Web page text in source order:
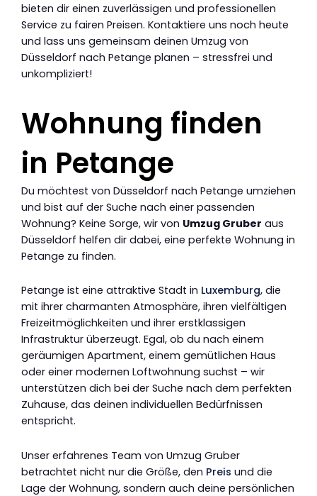
bieten dir einen zuverlässigen und professionellen
Service zu fairen Preisen. Kontaktiere uns noch heute
und lass uns gemeinsam deinen Umzug von
Düsseldorf nach Petange planen – stressfrei und
unkompliziert!
Wohnung finden
in Petange
Du möchtest von Düsseldorf nach Petange umziehen
und bist auf der Suche nach einer passenden
Wohnung? Keine Sorge, wir von Umzug Gruber aus
Düsseldorf helfen dir dabei, eine perfekte Wohnung in
Petange zu finden.
Petange ist eine attraktive Stadt in Luxemburg, die
mit ihrer charmanten Atmosphäre, ihren vielfältigen
Freizeitmöglichkeiten und ihrer erstklassigen
Infrastruktur überzeugt. Egal, ob du nach einem
geräumigen Apartment, einem gemütlichen Haus
oder einer modernen Loftwohnung suchst – wir
unterstützen dich bei der Suche nach dem perfekten
Zuhause, das deinen individuellen Bedürfnissen
entspricht.
Unser erfahrenes Team von Umzug Gruber
betrachtet nicht nur die Größe, den Preis und die
Lage der Wohnung, sondern auch deine persönlichen